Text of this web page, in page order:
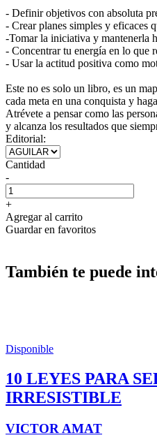
- Definir objetivos con absoluta
- Crear planes simples y eficaces
-Tomar la iniciativa y mantenerla
- Concentrar tu energía en lo que
- Usar la actitud positiva como
Este no es solo un libro, es un
cada meta en una conquista y
Atrévete a pensar como las
y alcanza los resultados que
Editorial:
Cantidad
-
+
Agregar al carrito
Guardar en favoritos
También te puede
Disponible
10 LEYES PARA
IRRESISTIBLE
VICTOR AMAT